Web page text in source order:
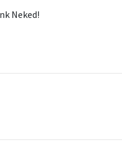
Neked!